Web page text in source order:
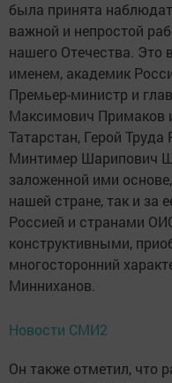
была принята
важной и непростой
нашего Отечества. Это
именем, академик
Премьер-министр и
Максимович Примаков
Татарстан, Герой
Минтимер Шарипович
заложенной ими
нашей стране, так и за
Россией и странами
конструктивными,
многосторонний
Минниханов.
Новости СМИ2
Он также отметил, что